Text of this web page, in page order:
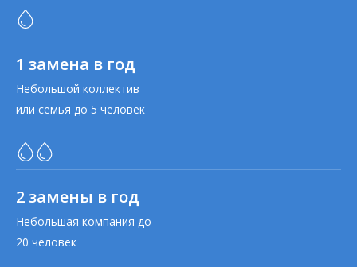
1 замена в год
Небольшой коллектив
или семья до 5 человек
2 замены в год
Небольшая компания до
20 человек